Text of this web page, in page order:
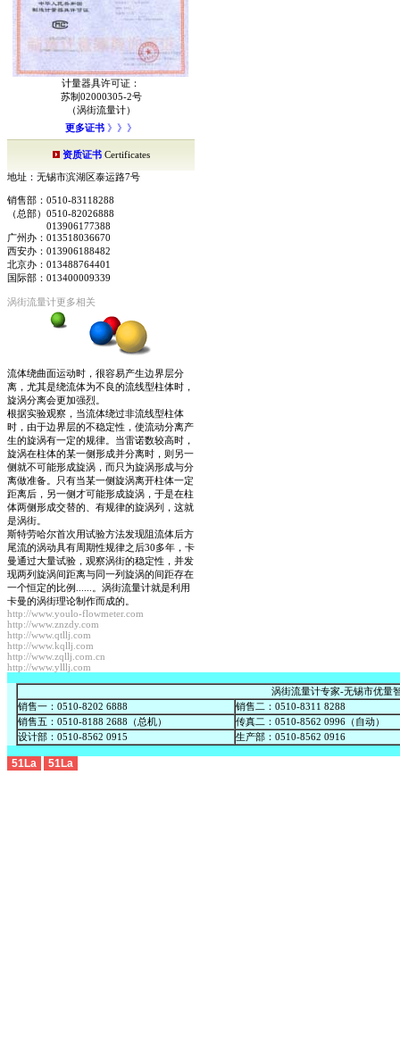
计量器具许可证：
苏制02000305-2号
（涡街流量计）
更多证书 》》》
资质证书 Certificates
地址：无锡市滨湖区泰运路7号
销售部：0510-83118288
（总部）0510-82026888
013906177388
广州办：013518036670
西安办：013906188482
北京办：013488764401
国际部：013400009339
涡街流量计更多相关
流体绕曲面运动时，很容易产生边界层分
离，尤其是绕流体为不良的流线型柱体时，
旋涡分离会更加强烈。
根据实验观察，当流体绕过非流线型柱体
时，由于边界层的不稳定性，使流动分离产
生的旋涡有一定的规律。当雷诺数较高时，
旋涡在柱体的某一侧形成并分离时，则另一
侧就不可能形成旋涡，而只为旋涡形成与分
离做准备。只有当某一侧旋涡离开柱体一定
距离后，另一侧才可能形成旋涡，于是在柱
体两侧形成交替的、有规律的旋涡列，这就
是涡街。
斯特劳哈尔首次用试验方法发现阻流体后方
尾流的涡动具有周期性规律之后30多年，卡
曼通过大量试验，观察涡街的稳定性，并发
现两列旋涡间距离与同一列旋涡的间距存在
一个恒定的比例......。涡街流量计就是利用
卡曼的涡街理论制作而成的。
http://www.youlo-flowmeter.com
http://www.znzdy.com
http://www.qtllj.com
http://www.kqllj.com
http://www.zqllj.com.cn
http://www.ylllj.com
涡街流量计专家-无锡市优量
销售一：0510-8202 6888
销售二：0510-8311 8288
销售五：0510-8188 2688（总机）
传真二：0510-8562 0996（自动）
设计部：0510-8562 0915
生产部：0510-8562 0916
51La 51La